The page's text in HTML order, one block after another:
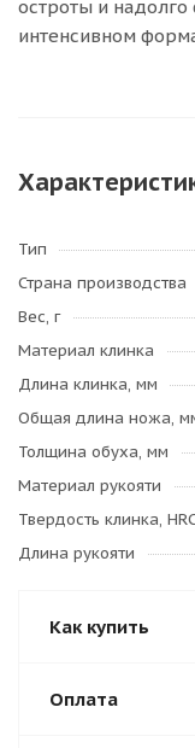
остроты и
интенсивном
Тип
Страна производства
Вес, г
Материал клинка
Длина клинка, мм
Общая длина ножа,
Толщина обуха, мм
Материал рукояти
Твердость клинка,
Длина рукояти
Как купить
Оплата